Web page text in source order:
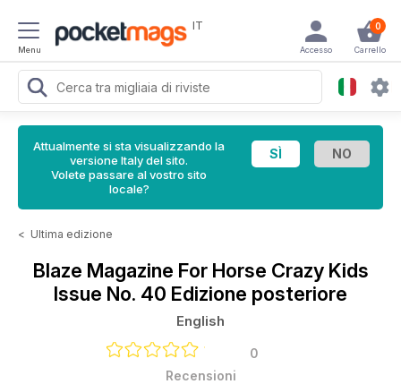
Menu
IT 0
Carrello
Accesso
Attualmente si sta visualizzando la
versione Italy del sito.
Volete passare al vostro sito
locale?
< Ultima edizione
Blaze Magazine For Horse Crazy Kids
Issue No. 40 Edizione posteriore
English
0
Recensioni